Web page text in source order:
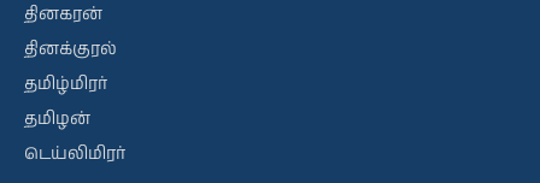
தினகரன்
தினக்குரல்
தமிழ்மிரர்
தமிழன்
டெய்லிமிரர்